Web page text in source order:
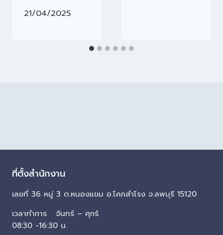
21/04/2025
ที่ตั้งสำนักงาน
เลขที่ 36 หมู่ 3 ต.หนองแขม อ.โคกสำโรง จ.ลพบุรี 15120
เวลาทำการ จันทร์ – ศุกร์
08:30 -16:30 น.